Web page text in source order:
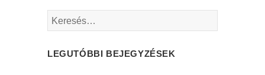
Keresés:
LEGUTÓBBI BEJEGYZÉSEK